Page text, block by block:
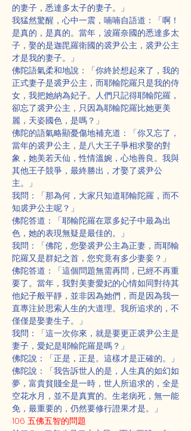
的妻子，悉達多太子的妻子。」
我猛然驚醒，心中一震，喃喃自語道：「啊！
是真的，是真的。當年，波羅奈國的悉達多太
子，娶的是迦毘羅衛國的裘尹公主，裘尹公主
才是我的妻子。」
佛陀語氣柔和地說：「你終於想起來了，我的
正式妻子是裘尹公主，而耶輸陀羅只是我的侍
女，我把她納為妃子。人們只記得耶輸陀羅，
卻忘了裘尹公主，只因為耶輸陀羅比她更美
麗，天姿國色，是嗎？」
佛陀的語氣略顯憂傷地補充道：「你又忘了，
當年的裘尹公主，是八大王子爭相求娶的對
象，她美若天仙，性情溫婉，心地善良。我與
其他王子競爭，最終勝出，才娶了裘尹公
主。」
我問：「那為何，大家只知道耶輸陀羅，而不
知裘尹公主呢？」
佛陀答道：「耶輸陀羅在眾多妃子中最為出
色，她的表現無疑是最佳的。」
我問：「佛陀，您娶裘尹公主為正妻，而耶輸
陀羅又是群妃之首，您究竟有多少妻妾？」
佛陀答道：「這個問題無需再問，已經不再重
要了。當年，我對美妻愛妃的心情如同對待其
他妃子般平靜，並非因為她們，而是因為我一
直專注於思索人生的大道理。我所追求的，不
僅僅是娶妻生子。」
我問：「這一次你來，就是要更正裘尹公主是
妻子，愛妃是耶輸陀羅是嗎？」
佛陀說：「正是，正是。這樣才是正確的。」
佛陀說：「我告訴世人的是，人生真的如幻如
夢，富貴貧賤全是一時，世人所追求的，全是
空花水月，並不是真實的。生老病死，無一能
免，最重要的，仍然要修行證果才是。」
106 五佛五智的問題